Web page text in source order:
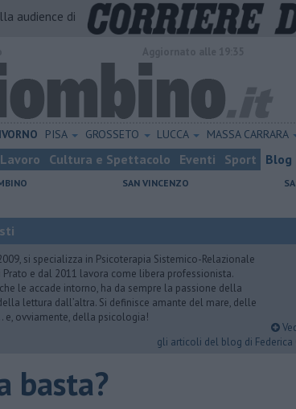
audience di
PISA GROSSETO LUCCA MASSA CARRARA
Lavoro Cultura e Spettacolo Eventi Sport Blog
SAN VINCENZO
si specializza in Psicoterapia Sistemico-Relazionale
Prato e dal 2011 lavora come libera professionista.
le accade intorno, ha da sempre la passione della
lettura dall’altra. Si definisce amante del mare, delle
e, ovviamente, della psicologia!
gli articoli del blog di Federica
basta?